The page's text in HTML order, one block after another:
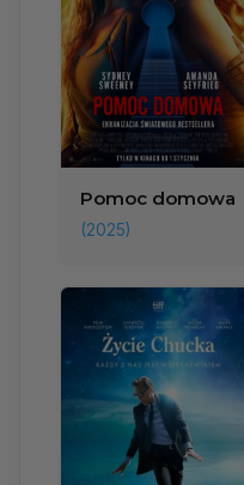
Pomoc domowa
(2025)